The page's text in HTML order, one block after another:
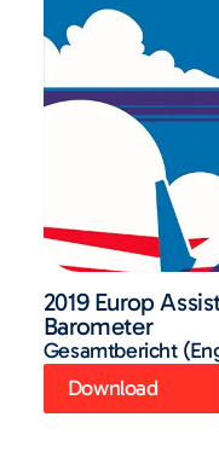
2019 Europ
Barometer
Gesamtbericht
Download